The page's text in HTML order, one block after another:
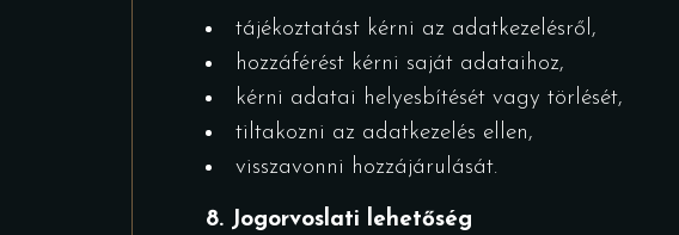
tájékoztatást kérni az adatkezelésről,
hozzáférést kérni saját adataihoz,
kérni adatai helyesbítését vagy törlését,
tiltakozni az adatkezelés ellen,
visszavonni hozzájárulását.
8. Jogorvoslati lehetőség